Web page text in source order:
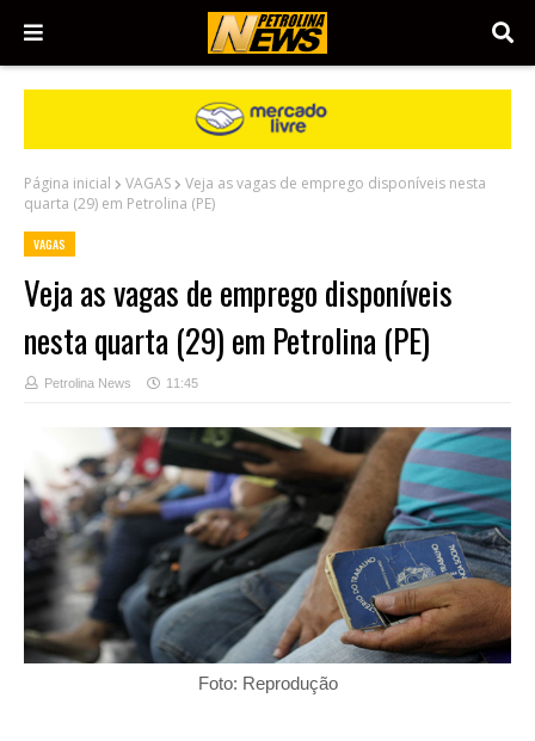
Página inicial VAGAS
Veja as vagas de emprego disponíveis nesta
quarta (29) em Petrolina (PE)
VAGAS
Veja as vagas de emprego disponíveis
nesta quarta (29) em Petrolina (PE)
Petrolina News 11:45
Foto: Reprodução